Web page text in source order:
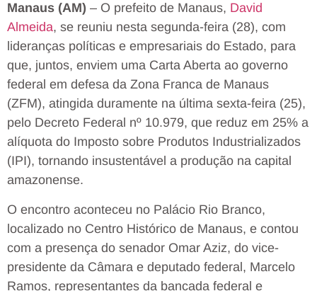
Manaus (AM) – O prefeito de Manaus, David
Almeida, se reuniu nesta segunda-feira (28), com
lideranças políticas e empresariais do Estado, para
que, juntos, enviem uma Carta Aberta ao governo
federal em defesa da Zona Franca de Manaus
(ZFM), atingida duramente na última sexta-feira (25),
pelo Decreto Federal nº 10.979, que reduz em 25% a
alíquota do Imposto sobre Produtos Industrializados
(IPI), tornando insustentável a produção na capital
amazonense.
O encontro aconteceu no Palácio Rio Branco,
localizado no Centro Histórico de Manaus, e contou
com a presença do senador Omar Aziz, do vice-
presidente da Câmara e deputado federal, Marcelo
Ramos, representantes da bancada federal e